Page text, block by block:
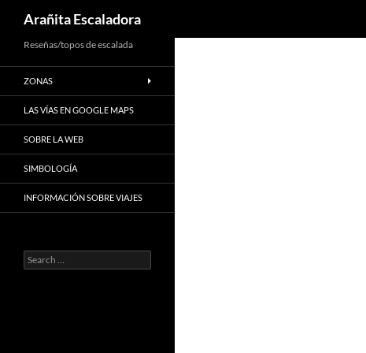
to
content
Arañita Escaladora
Reseñas/topos de escalada
ZONAS
LAS VÍAS EN GOOGLE MAPS
SOBRE LA WEB
SIMBOLOGÍA
INFORMACIÓN SOBRE VIAJES
Search
for: